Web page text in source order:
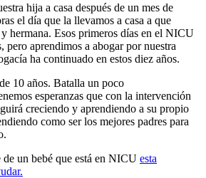
hija a casa después de un mes de
el día que la llevamos a casa a que
hermana. Esos primeros días en el NICU
aprendimos a abogar por nuestra
ha continuado en estos diez años.
10 años. Batalla un poco
esperanzas que con la intervención
creciendo y aprendiendo a su propio
como ser los mejores padres para
de un bebé que está en NICU esta